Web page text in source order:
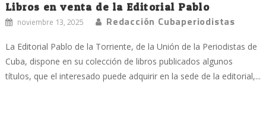
Libros en venta de la Editorial Pablo
noviembre 13, 2025 Redacción Cubaperiodistas
La Editorial Pablo de la Torriente, de la Unión de la Periodistas de
Cuba, dispone en su colección de libros publicados algunos
títulos, que el interesado puede adquirir en la sede de la editorial,...